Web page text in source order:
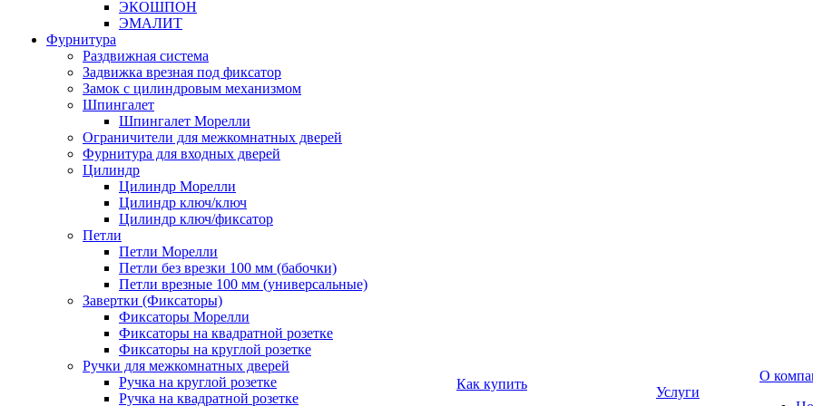
ЭКОШПОН
ЭМАЛИТ
Фурнитура
Раздвижная система
Задвижка врезная под фиксатор
Замок с цилиндровым механизмом
Шпингалет
Шпингалет Морелли
Ограничители для межкомнатных дверей
Фурнитура для входных дверей
Цилиндр
Цилиндр Морелли
Цилиндр ключ/ключ
Цилиндр ключ/фиксатор
Петли
Петли Морелли
Петли без врезки 100 мм (бабочки)
Петли врезные 100 мм (универсальные)
Завертки (Фиксаторы)
Фиксаторы Морелли
Фиксаторы на квадратной розетке
Фиксаторы на круглой розетке
Ручки для межкомнатных дверей
Ручка на круглой розетке
Ручка на квадратной розетке
Как купить
Услуги
О